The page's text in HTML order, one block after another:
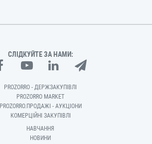
СЛІДКУЙТЕ ЗА НАМИ:
PROZORRO - ДЕРЖЗАКУПІВЛІ
PROZORRO MARKET
PROZORRO.ПРОДАЖІ - АУКЦІОНИ
КОМЕРЦІЙНІ ЗАКУПІВЛІ
НАВЧАННЯ
НОВИНИ